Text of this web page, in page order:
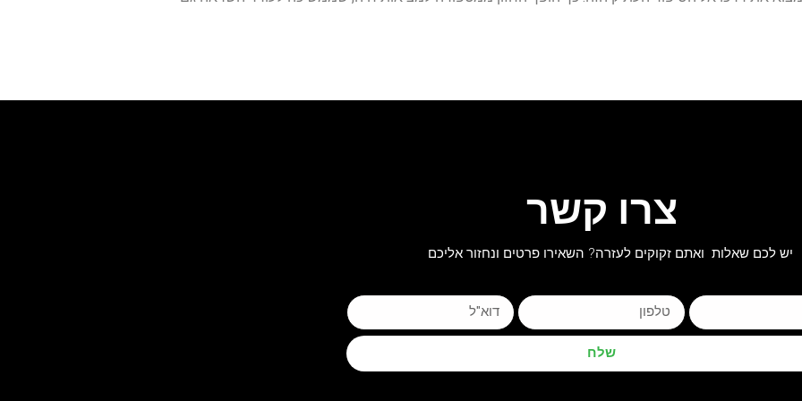
צרו קשר
יש לכם שאלות ואתם זקוקים לעזרה? השאירו פרטים ונחזור אליכם
שלח